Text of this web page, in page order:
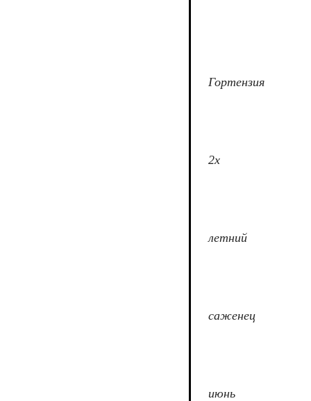
Гортензия
2х
летний
саженец
июнь